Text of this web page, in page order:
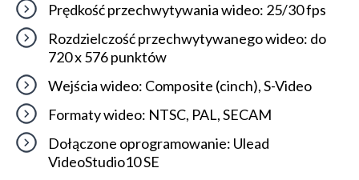
Prędkość przechwytywania wideo: 25/30 fps
Rozdzielczość przechwytywanego wideo: do
720 x 576 punktów
Wejścia wideo: Composite (cinch), S-Video
Formaty wideo: NTSC, PAL, SECAM
Dołączone oprogramowanie: Ulead
VideoStudio10 SE